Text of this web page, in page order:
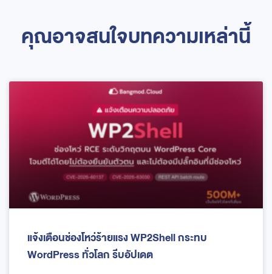
คุณอาจสนใจบทความเหล่านี้
แจ้งเตือนช่องโหว่ร้ายแรง WP2Shell กระทบ
WordPress ทั่วโลก รีบอัปเดต